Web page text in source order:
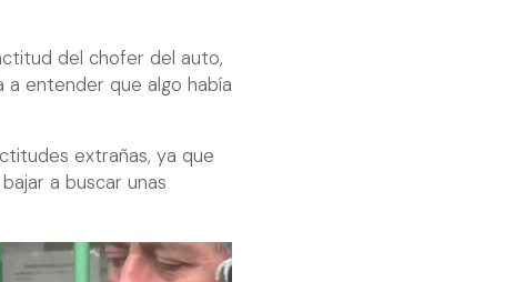
del chofer del auto,
entender que algo había
extrañas, ya que
a buscar unas